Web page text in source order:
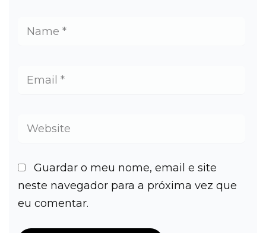
Guardar o meu nome, email e site
neste navegador para a próxima vez que
eu comentar.